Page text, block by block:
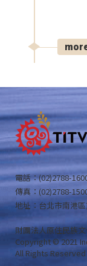
電話：(02)2788-
傳真：(02)2788-
地址：台北市南港
財團法人原住民族
Copyright © 2021
All Rights Reserved